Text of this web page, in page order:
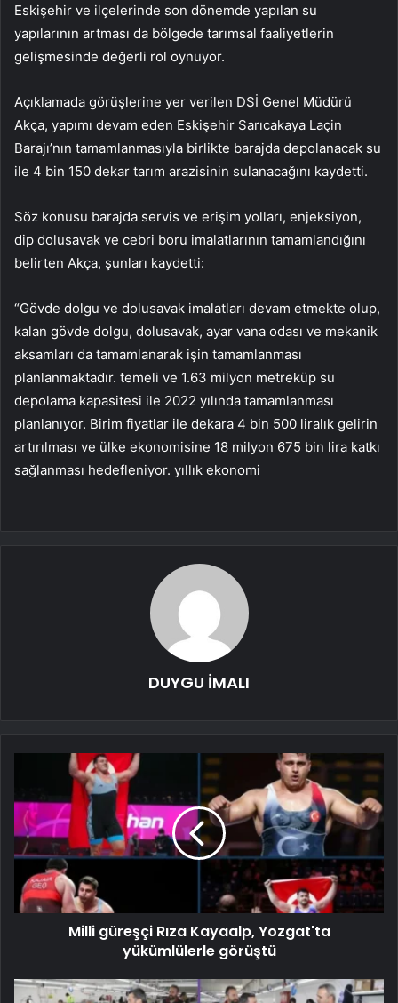
Eskişehir ve ilçelerinde son dönemde yapılan su
yapılarının artması da bölgede tarımsal faaliyetlerin
gelişmesinde değerli rol oynuyor.
Açıklamada görüşlerine yer verilen DSİ Genel Müdürü
Akça, yapımı devam eden Eskişehir Sarıcakaya Laçin
Barajı’nın tamamlanmasıyla birlikte barajda depolanacak su
ile 4 bin 150 dekar tarım arazisinin sulanacağını kaydetti.
Söz konusu barajda servis ve erişim yolları, enjeksiyon,
dip dolusavak ve cebri boru imalatlarının tamamlandığını
belirten Akça, şunları kaydetti:
“Gövde dolgu ve dolusavak imalatları devam etmekte olup,
kalan gövde dolgu, dolusavak, ayar vana odası ve mekanik
aksamları da tamamlanarak işin tamamlanması
planlanmaktadır. temeli ve 1.63 milyon metreküp su
depolama kapasitesi ile 2022 yılında tamamlanması
planlanıyor. Birim fiyatlar ile dekara 4 bin 500 liralık gelirin
artırılması ve ülke ekonomisine 18 milyon 675 bin lira katkı
sağlanması hedefleniyor. yıllık ekonomi
DUYGU İMALI
Milli güreşçi Rıza Kayaalp, Yozgat'ta
yükümlülerle görüştü